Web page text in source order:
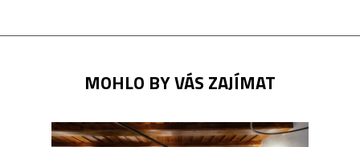
MOHLO BY VÁS ZAJÍMAT